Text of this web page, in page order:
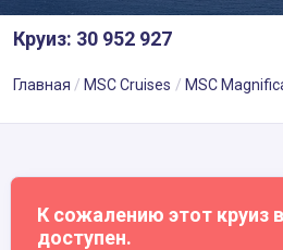
Круиз: 30 952 927
Главная MSC Cruises MSC
К сожалению этот круиз
доступен.